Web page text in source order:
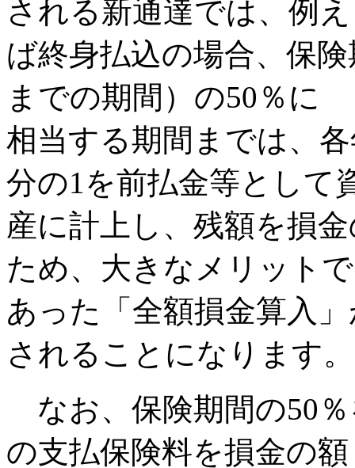
される新通達では、例え
ば終身払込の場合、保
までの期間）の50％に
相当する期間までは、
分の1を前払金等として
産に計上し、残額を損
ため、大きなメリットで
あった「全額損金算入
されることになります。
なお、保険期間の50
の支払保険料を損金の額